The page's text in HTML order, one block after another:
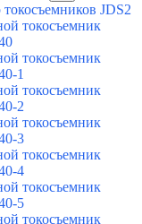
JDS2
токосъемник
токосъемник
1
токосъемник
2
токосъемник
3
токосъемник
4
токосъемник
5
токосъемник